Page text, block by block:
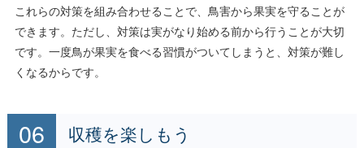
これらの対策を組み合わせることで、鳥害から果実を守ることが
できます。ただし、対策は実がなり始める前から行うことが大切
です。一度鳥が果実を食べる習慣がついてしまうと、対策が難し
くなるからです。
収穫を楽しもう